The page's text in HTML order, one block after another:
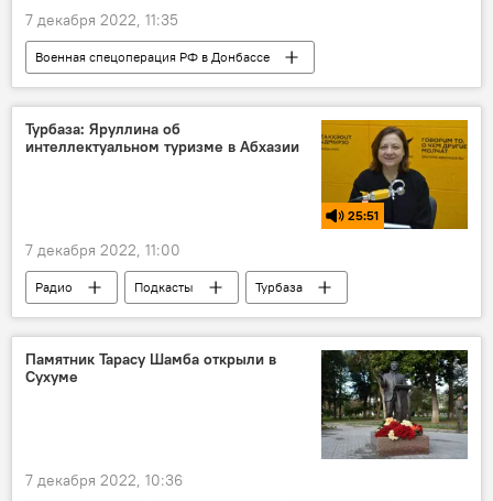
7 декабря 2022, 11:35
Военная спецоперация РФ в Донбассе
Донбасс
Абхазия
Турбаза: Яруллина об
интеллектуальном туризме в Абхазии
25:51
7 декабря 2022, 11:00
Радио Подкасты
Турбаза
Абхазия
туризм Культура
Памятник Тарасу Шамба открыли в
Сухуме
7 декабря 2022, 10:36